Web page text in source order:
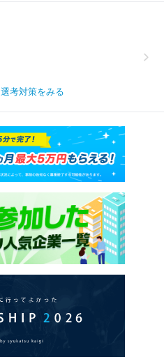
選考対策をみる